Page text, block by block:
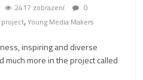
2417 zobrazení
0
project,Young Media Makers
inspiring and diverse
much more in the project called